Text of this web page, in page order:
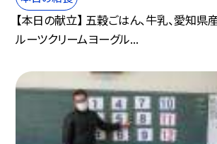
【本日の献立】 五穀ごはん、牛乳、愛知県
ルーツクリームヨーグル...